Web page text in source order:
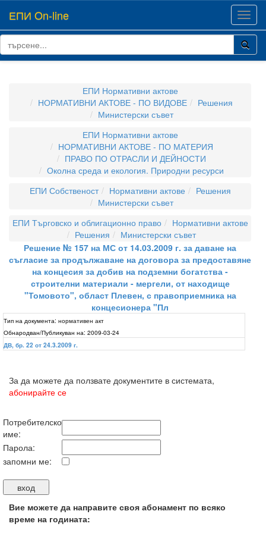
ЕПИ On-line
ЕПИ Нормативни актове
НОРМАТИВНИ АКТОВЕ - ПО ВИДОВЕ
Решения
Министерски съвет
ЕПИ Нормативни актове
НОРМАТИВНИ АКТОВЕ - ПО МАТЕРИЯ
ПРАВО ПО ОТРАСЛИ И ДЕЙНОСТИ
Околна среда и екология. Природни ресурси
ЕПИ Собственост
Нормативни актове
Решения
Министерски съвет
ЕПИ Търговско и облигационно право
Нормативни актове
Решения
Министерски съвет
Решение № 157 на МС от 14.03.2009 г. за даване на
съгласие за продължаване на договора за предоставяне
на концесия за добив на подземни богатства -
строителни материали - мергели, от находище
"Томовото", област Плевен, с правоприемника на
концесионера "Пл
Тип на документа: нормативен акт
Обнародван/Публикуван на: 2009-03-24
ДВ, бр. 22 от 24.3.2009 г.
За да можете да ползвате документите в системата,
абонирайте се
Потребителско
име:
Парола:
запомни ме:
Вие можете да направите своя абонамент по всяко
време на годината: